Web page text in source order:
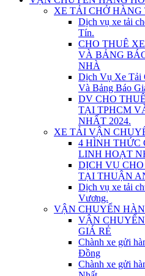
XE TẢI CHỞ HÀNG
Dịch vụ xe tải
Tín.
CHO THUÊ
VÀ BẢNG
NHÀ
Dịch Vụ Xe Tải
Và Bảng Báo
DV CHO
TẠI TPHCM
NHẤT 2024.
XE TẢI VẬN
4 HÌNH THỨC
LINH HOẠT
DỊCH VỤ
TẠI THUẬN
Dịch vụ xe tải
Vương.
VẬN CHUYỂN
VẬN
GIÁ RẺ
Chành xe gửi
Đồng
Chành xe gửi